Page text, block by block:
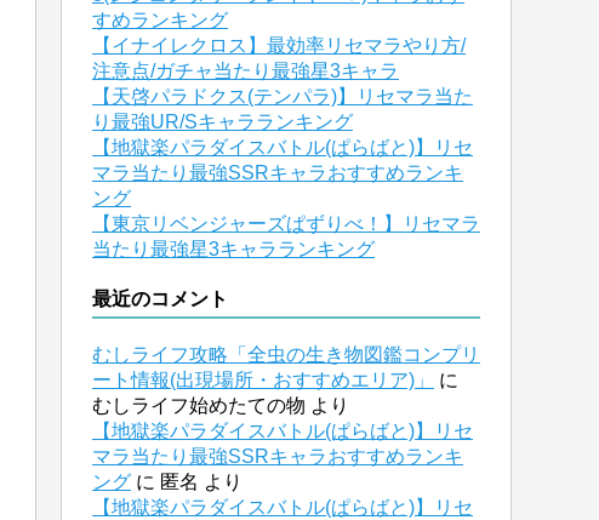
すめランキング
【イナイレクロス】最効率リセマラやり方/
注意点/ガチャ当たり最強星3キャラ
【天啓パラドクス(テンパラ)】リセマラ当た
り最強UR/Sキャラランキング
【地獄楽パラダイスバトル(ぱらばと)】リセ
マラ当たり最強SSRキャラおすすめランキ
ング
【東京リベンジャーズぱずりべ！】リセマラ
当たり最強星3キャラランキング
最近のコメント
むしライフ攻略「全虫の生き物図鑑コンプリ
ート情報(出現場所・おすすめエリア)」
に
むしライフ始めたての物 より
【地獄楽パラダイスバトル(ぱらばと)】リセ
マラ当たり最強SSRキャラおすすめランキ
ング に 匿名 より
【地獄楽パラダイスバトル(ぱらばと)】リセ